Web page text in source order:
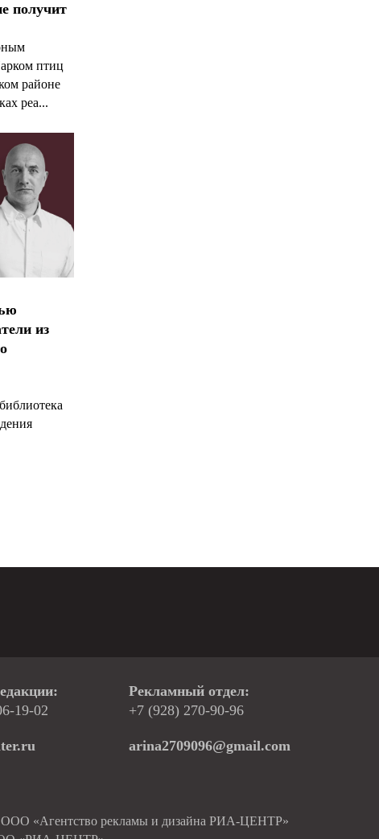
получит
птиц
районе
реа...
из
19-02
Рекламный отдел:
+7 (928) 270-90-96
arina2709096@gmail.com
ООО «Агентство рекламы и дизайна РИА-ЦЕНТР»